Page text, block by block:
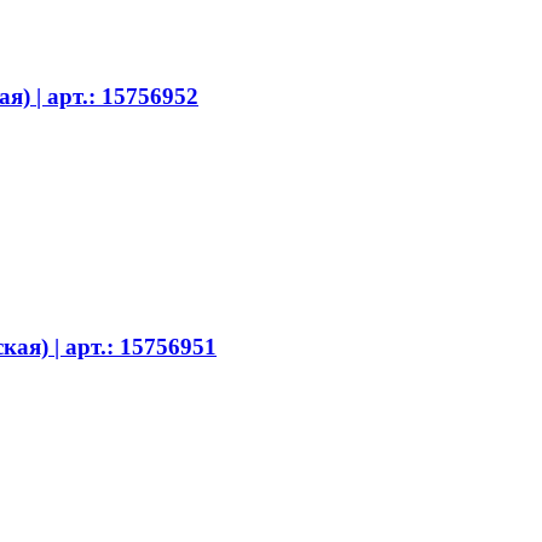
| арт.: 15756952
| арт.: 15756951